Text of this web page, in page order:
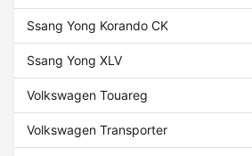
Ssang Yong Korando CK
Ssang Yong XLV
Volkswagen Touareg
Volkswagen Transporter